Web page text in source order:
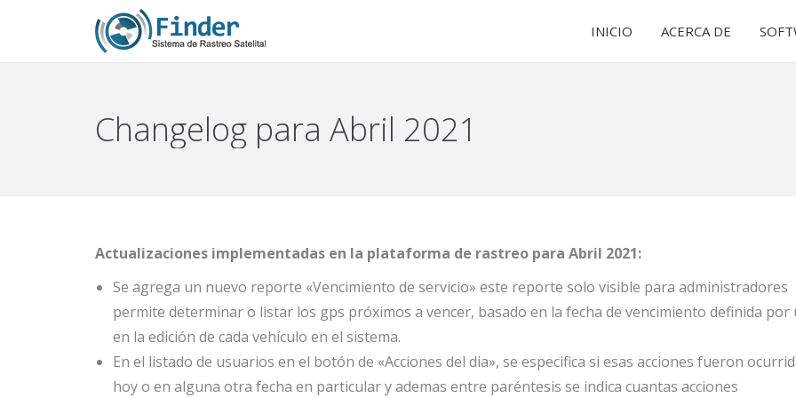
INICIO ACERCA DE
Changelog para Abril 2021
Actualizaciones implementadas en la plataforma de rastreo para Abril 2021:
Se agrega un nuevo reporte «Vencimiento de servicio» este reporte solo visible para administradores
permite determinar o listar los gps próximos a vencer, basado en la fecha de vencimiento definida por
en la edición de cada vehículo en el sistema.
En el listado de usuarios en el botón de «Acciones del dia», se especifica si esas acciones fueron
hoy o en alguna otra fecha en particular y ademas entre paréntesis se indica cuantas acciones
INICIO ACERCA DE